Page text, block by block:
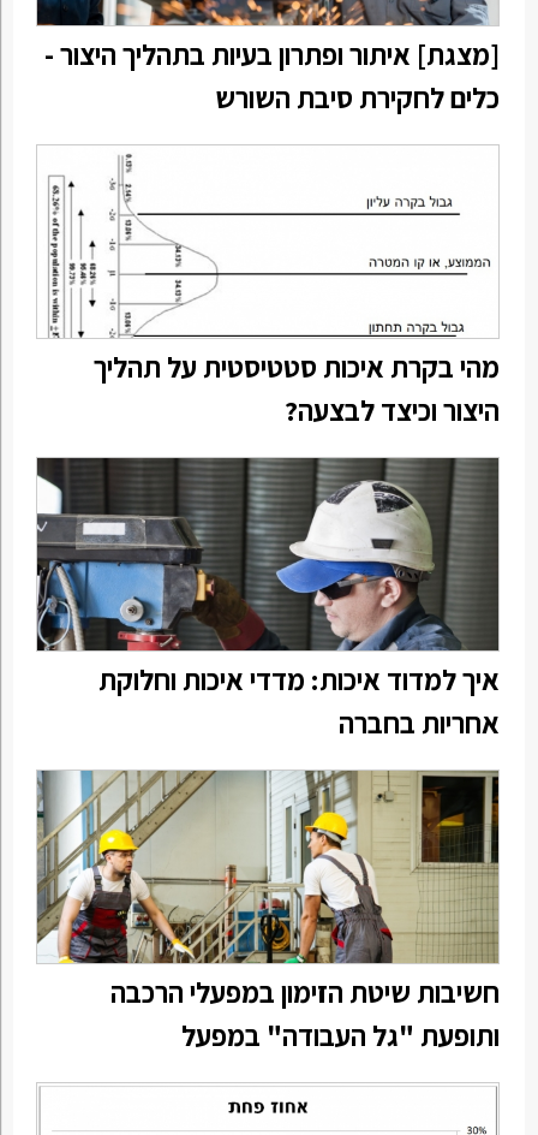
[מצגת] איתור ופתרון בעיות בתהליך היצור -
כלים לחקירת סיבת השורש
מהי בקרת איכות סטטיסטית על תהליך
היצור וכיצד לבצעה?
איך למדוד איכות: מדדי איכות וחלוקת
אחריות בחברה
חשיבות שיטת הזימון במפעלי הרכבה
ותופעת "גל העבודה" במפעל